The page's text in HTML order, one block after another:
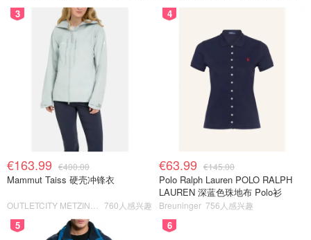
3
€163.99 €400.00
Mammut Taiss 硬壳冲锋衣
760人感兴趣
4
€63.99 €145.00
Polo Ralph Lauren POLO RALPH
LAUREN 深蓝色珠地布 Polo衫
Breuninger 756人感兴趣
5 6